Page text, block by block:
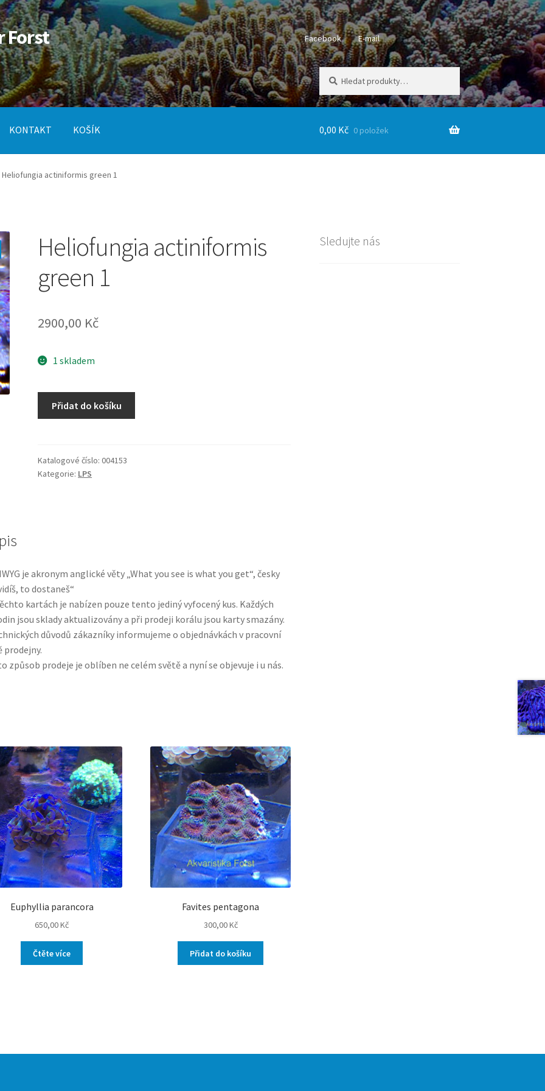
Forst Facebook E-mail
Hledat:
Hledat
KONTAKT KOŠÍK
Pokladna SLUŽBY
0,00 Kč 0 položek
Heliofungia actiniformis green 1
Heliofungia actiniformis
green 1
2900,00 Kč
1 skladem
množství
Přidat do košíku
Katalogové číslo:004153
Kategorie: LPS
je akronym anglické věty „What you see is what you get“, česky
to dostaneš“
kartách je nabízen pouze tento jediný vyfocený kus. Každých
jsou sklady aktualizovány a při prodeji korálu jsou karty smazány.
důvodů zákazníky informujeme o objednávkách v pracovní
prodejny.
způsob prodeje je oblíben ne celém světě a nyní se objevuje i u nás.
Euphyllia parancora
650,00Kč
Čtěte více
Favites pentagona
300,00Kč
Přidat do košíku
Sledujte nás